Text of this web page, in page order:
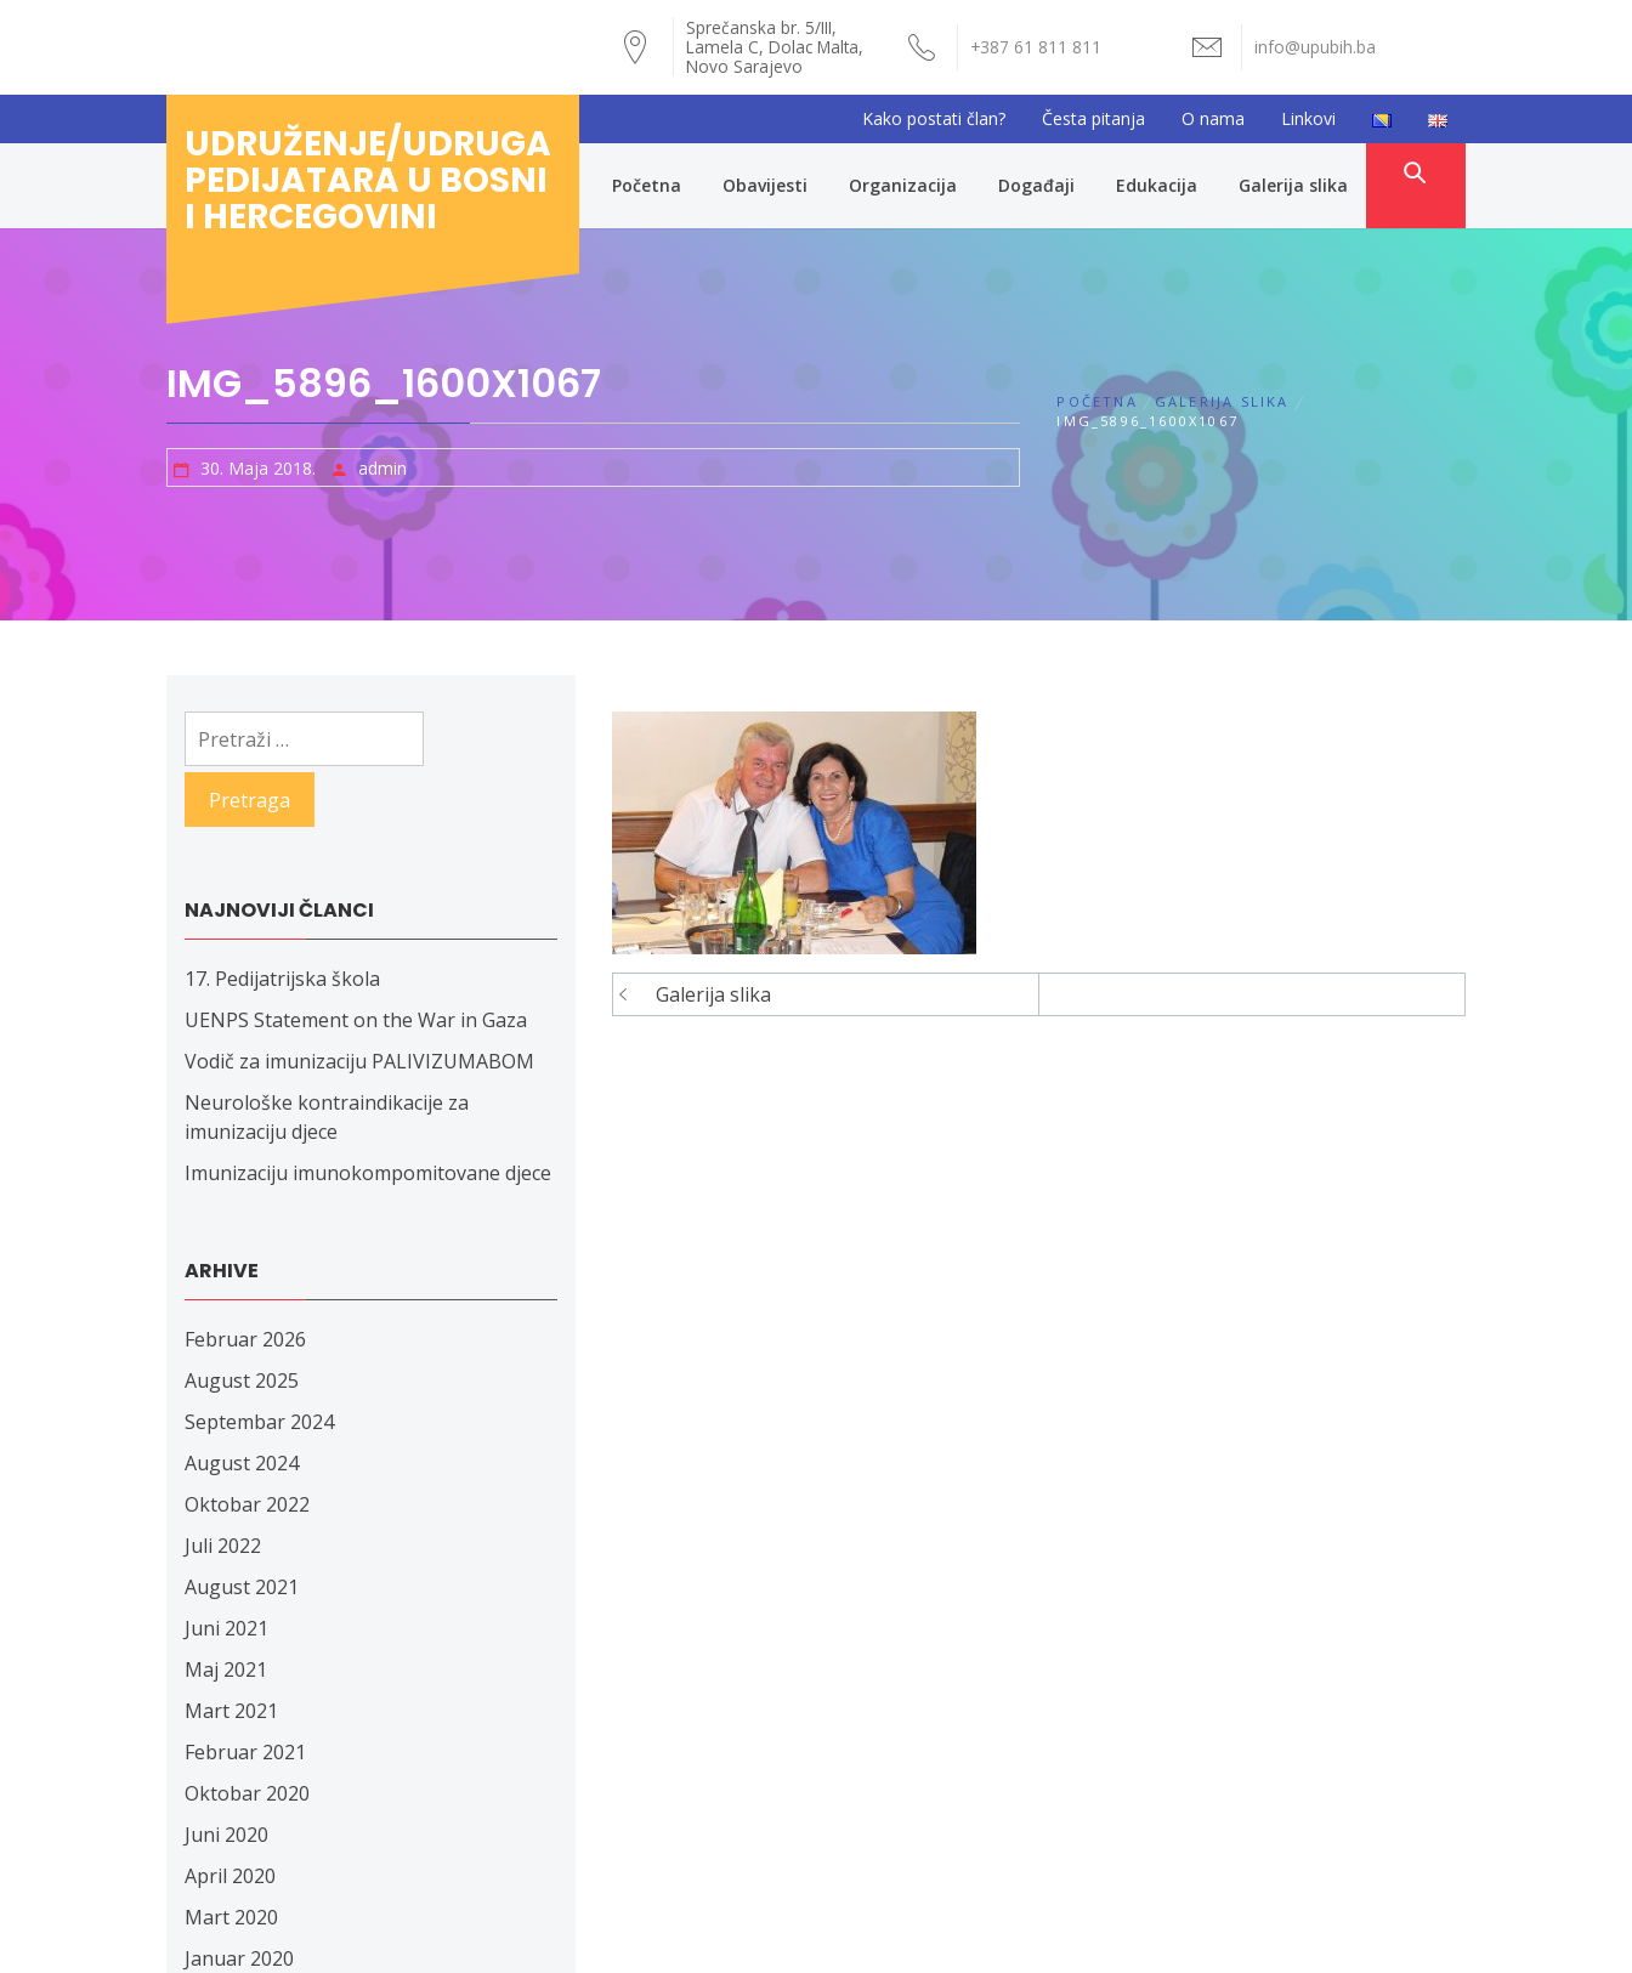
Sprečanska br. 5/III,
Lamela C, Dolac Malta,
Novo Sarajevo
+387 61 811 811 info@upubih.ba
Kako postati član? Česta pitanja O nama Linkovi
UDRUŽENJE/UDRUGA
PEDIJATARA U BOSNI
I HERCEGOVINI
Početna Obavijesti Organizacija Događaji Edukacija Galerija slika
IMG_5896_1600X1067
30. Maja 2018. admin
POČETNA
GALERIJA SLIKA
IMG_5896_1600X1067
Navigacija
Galerija slika
Pretraga:
NAJNOVIJI ČLANCI
17. Pedijatrijska škola
UENPS Statement on the War in Gaza
Vodič za imunizaciju PALIVIZUMABOM
Neurološke kontraindikacije za
imunizaciju djece
Imunizaciju imunokompomitovane djece
ARHIVE
Februar 2026
August 2025
Septembar 2024
August 2024
Oktobar 2022
Juli 2022
August 2021
Juni 2021
Maj 2021
Mart 2021
Februar 2021
Oktobar 2020
Juni 2020
April 2020
Mart 2020
Januar 2020